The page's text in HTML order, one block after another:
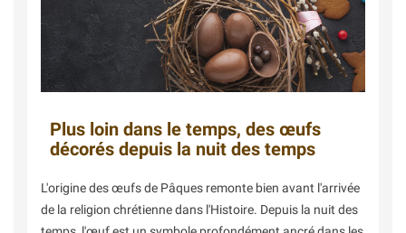
Plus loin dans le temps, des œufs
décorés depuis la nuit des temps
L'origine des œufs de Pâques remonte bien avant l'arrivée
de la religion chrétienne dans l'Histoire. Depuis la nuit des